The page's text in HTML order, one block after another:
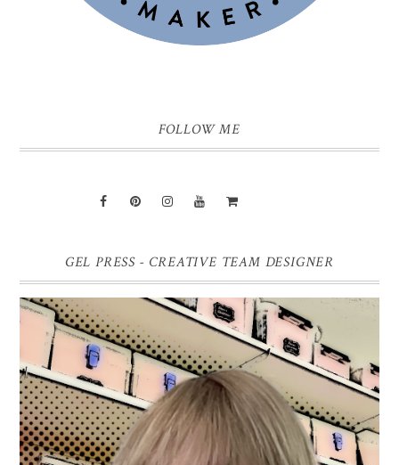
FOLLOW ME
GEL PRESS - CREATIVE TEAM DESIGNER